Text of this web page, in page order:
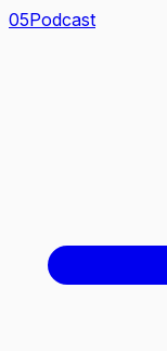
05Podcast